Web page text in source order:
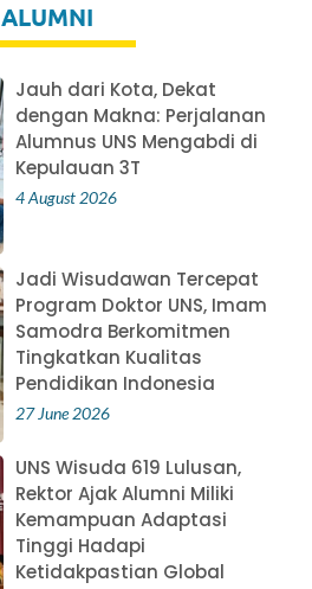
ALUMNI
Jauh dari Kota, Dekat
dengan Makna: Perjalanan
Alumnus UNS Mengabdi di
Kepulauan 3T
4 August 2026
Jadi Wisudawan Tercepat
Program Doktor UNS, Imam
Samodra Berkomitmen
Tingkatkan Kualitas
Pendidikan Indonesia
27 June 2026
UNS Wisuda 619 Lulusan,
Rektor Ajak Alumni Miliki
Kemampuan Adaptasi
Tinggi Hadapi
Ketidakpastian Global